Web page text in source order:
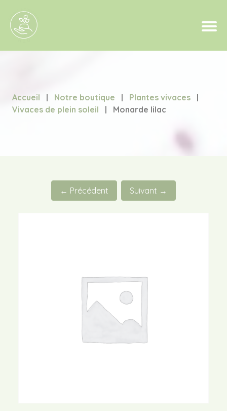
Accueil | Notre boutique | Plantes vivaces
|
Vivaces de plein soleil
| Monarde lilac
← Précédent Suivant →